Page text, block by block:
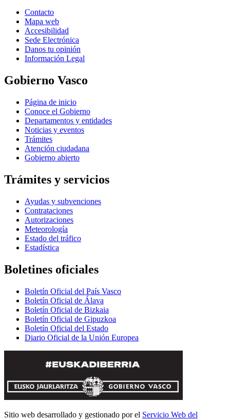
Contacto
Mapa web
Accesibilidad
Sede Electrónica
Danos tu opinión
Información Legal
Gobierno Vasco
Página de inicio
Conoce el Gobierno
Departamentos y entidades
Noticias y eventos
Trámites
Atención ciudadana
Gobierno abierto
Trámites y servicios
Ayudas y subvenciones
Contrataciones
Autorizaciones
Meteorología
Estado del tráfico
Estadística
Boletines oficiales
Boletín Oficial del País Vasco
Boletín Oficial de Álava
Boletín Oficial de Bizkaia
Boletín Oficial de Gipuzkoa
Boletín Oficial del Estado
Diario Oficial de la Unión Europea
Sitio web desarrollado y gestionado por el Servicio Web del